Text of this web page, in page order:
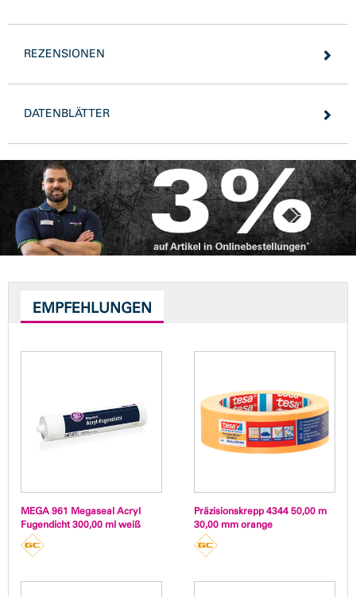
REZENSIONEN
DATENBLÄTTER
EMPFEHLUNGEN
MEGA 961 Megaseal Acryl
Fugendicht 300,00 ml weiß
Präzisionskrepp 4344 50,00 m
30,00 mm orange